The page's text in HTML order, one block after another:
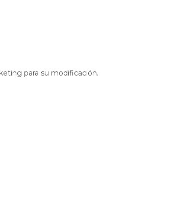
para su modificación.